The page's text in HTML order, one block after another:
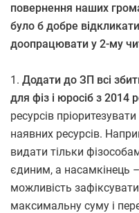
повернення наших
було б добре
доопрацювати у 2-му
1. Додати до ЗП всі
для фіз і юросіб з 2014
ресурсів
наявних ресурсів.
видати тільки
єдиним, а насамкінець
можливість
максимальну суму і